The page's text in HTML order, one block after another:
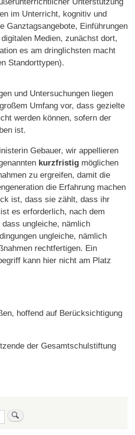
Unterstützung
im Unterricht, kognitiv und
Ganztagsangebote, Einführungen
Medien, zunächst dort,
es am dringlichsten macht
Standorttypen).
und Untersuchungen liegen
Umfang vor, dass gezielte
werden können, sofern der
ist.
Gebauer, wir appellieren
kurzfristig möglichen
zu ergreifen, damit die
die Erfahrung machen
ist, dass sie zählt, dass ihr
es erforderlich, nach dem
ungleiche, nämlich
ungleiche, nämlich
rechtfertigen. Ein
kann hier nicht am Platz
hoffend auf Berücksichtigung
der Gesamtschulstiftung